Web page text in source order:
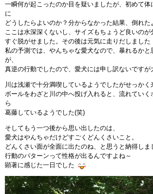
一瞬何が起こったのか目を疑いましたが、初めて体
に
どうしたらよいのか？分からなかった結果、倒れた
ここは水深深くないし、サイズもちょうど良いのが
すぐ脱がせました。その後は元気に走りだしました
私の予測では、やんちゃな愛犬なので、暴れるかと
が、
真逆の行動でしたので、愛犬には申し訳ないですが
川は浅瀬で十分満喫しているようでしたがせっかく
ボールをわざと川の中へ投げ入れると、流れていく
ら
葛藤しているようでした(笑)
そしてもう一つ後から思い出したのは、
愛犬はやんちゃだけどすごくどんくさいこと。
どんくさい面が全面に出たのね、と思うと納得しま
行動のパターンって性格が出るんですよね～
顕著に感じた一日でした